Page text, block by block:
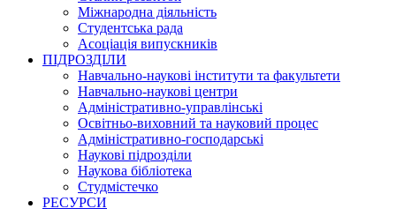
Міжнародна діяльність
Студентська рада
Асоціація випускників
ПІДРОЗДІЛИ
Навчально-наукові інститути та факультети
Навчально-наукові центри
Адміністративно-управлінські
Освітньо-виховний та науковий процес
Адміністративно-господарські
Наукові підрозділи
Наукова бібліотека
Студмістечко
РЕСУРСИ